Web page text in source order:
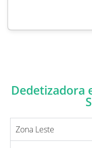
Dedetizadora
Zona Leste